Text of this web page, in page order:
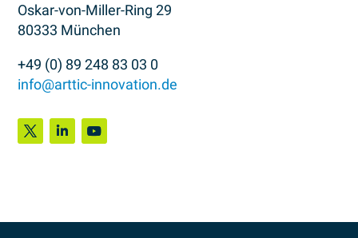
Oskar-von-Miller-Ring 29
80333 München
+49 (0) 89 248 83 03 0
info@arttic-innovation.de